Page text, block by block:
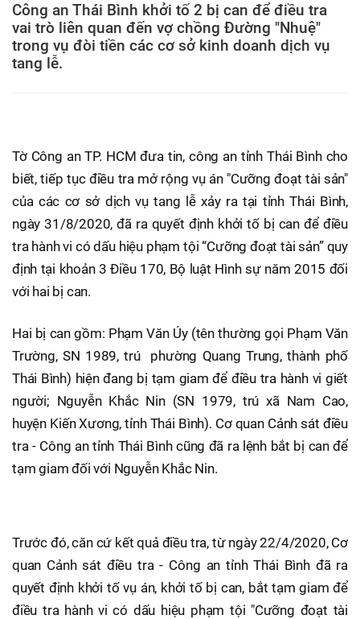
Công an Thái Bình khởi tố 2 bị can để điều tra
vai trò liên quan đến vợ chồng Đường "Nhuệ"
trong vụ đòi tiền các cơ sở kinh doanh dịch vụ
tang lễ.
Tờ Công an TP. HCM đưa tin, công an tỉnh Thái Bình cho
biết, tiếp tục điều tra mở rộng vụ án "Cưỡng đoạt tài sản"
của các cơ sở dịch vụ tang lễ xảy ra tại tỉnh Thái Bình,
ngày 31/8/2020, đã ra quyết định khởi tố bị can để điều
tra hành vi có dấu hiệu phạm tội “Cưỡng đoạt tài sản” quy
định tại khoản 3 Điều 170, Bộ luật Hình sự năm 2015 đối
với hai bị can.
Hai bị can gồm: Phạm Văn Úy (tên thường gọi Phạm Văn
Trường, SN 1989, trú phường Quang Trung, thành phố
Thái Bình) hiện đang bị tạm giam để điều tra hành vi giết
người; Nguyễn Khắc Nin (SN 1979, trú xã Nam Cao,
huyện Kiến Xương, tỉnh Thái Bình). Cơ quan Cảnh sát điều
tra - Công an tỉnh Thái Bình cũng đã ra lệnh bắt bị can để
tạm giam đối với Nguyễn Khắc Nin.
Trước đó, căn cứ kết quả điều tra, từ ngày 22/4/2020, Cơ
quan Cảnh sát điều tra - Công an tỉnh Thái Bình đã ra
quyết định khởi tố vụ án, khởi tố bị can, bắt tạm giam để
điều tra hành vi có dấu hiệu phạm tội "Cưỡng đoạt tài